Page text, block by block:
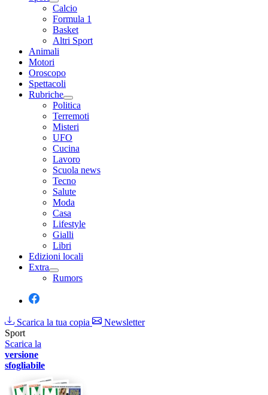
Calcio
Formula 1
Basket
Altri Sport
Animali
Motori
Oroscopo
Spettacoli
Rubriche
Politica
Terremoti
Misteri
UFO
Cucina
Lavoro
Scuola news
Tecno
Salute
Moda
Casa
Lifestyle
Gialli
Libri
Edizioni locali
Extra
Rumors
Scarica la tua copia
Newsletter
Sport
Scarica la
versione
sfogliabile